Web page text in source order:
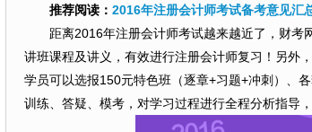
推荐阅读： 2016年注册会计师考试备考意见汇
距离2016年注册会计师考试越来越近了，财考
讲班课程及讲义，有效进行注册会计师复习！另外
学员可以选报150元特色班（逐章+习题+冲刺）、
训练、答疑、模考，对学习过程进行全程分析指导